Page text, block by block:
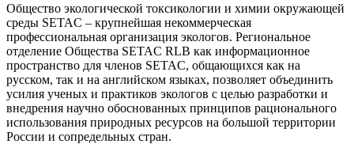
Общество экологической токсикологии и химии окружающей
среды SETAC – крупнейшая некоммерческая
профессиональная организация экологов. Региональное
отделение Общества SETAC RLB как информационное
пространство для членов SETAC, общающихся как на
русском, так и на английском языках, позволяет объединить
усилия ученых и практиков экологов с целью разработки и
внедрения научно обоснованных принципов рационального
использования природных ресурсов на большой территории
России и сопредельных стран.